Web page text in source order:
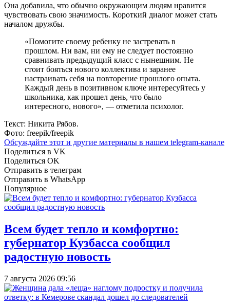
Она добавила, что обычно окружающим людям нравится
чувствовать свою значимость. Короткий диалог может стать
началом дружбы.
«Помогите своему ребенку не застревать в
прошлом. Ни вам, ни ему не следует постоянно
сравнивать предыдущий класс с нынешним. Не
стоит бояться нового коллектива и заранее
настраивать себя на повторение прошлого опыта.
Каждый день в позитивном ключе интересуйтесь у
школьника, как прошел день, что было
интересного, нового», — отметила психолог.
Текст: Никита Рябов.
Фото: freepik/freepik
Обсуждайте этот и другие материалы в нашем telegram-канале
Поделиться в VK
Поделиться OK
Отправить в телеграм
Отправить в WhatsApp
Популярное
Всем будет тепло и комфортно:
губернатор Кузбасса сообщил
радостную новость
7 августа 2026 09:56